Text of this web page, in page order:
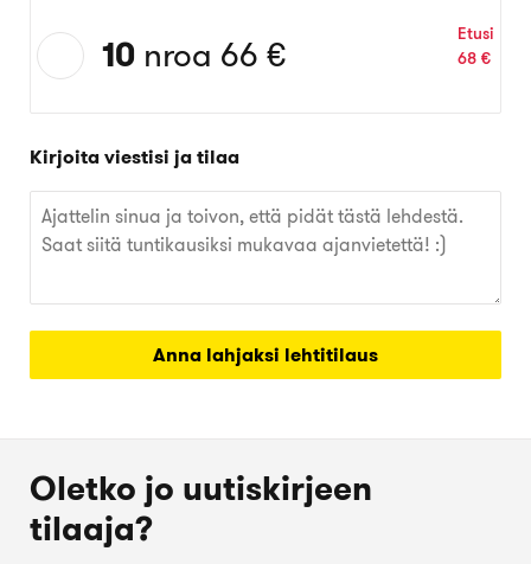
erbjudande:
10
66 €
10 nroa 66 €
Etusi
68 €
Kirjoita viestisi ja tilaa
Anna lahjaksi lehtitilaus
Oletko jo uutiskirjeen
tilaaja?